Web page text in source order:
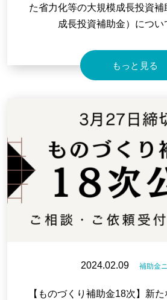
た省力化等の大規模成長投資
成長投資補助金）につい
もっと見る
2024.02.09 補助金
【ものづくり補助金18次】新